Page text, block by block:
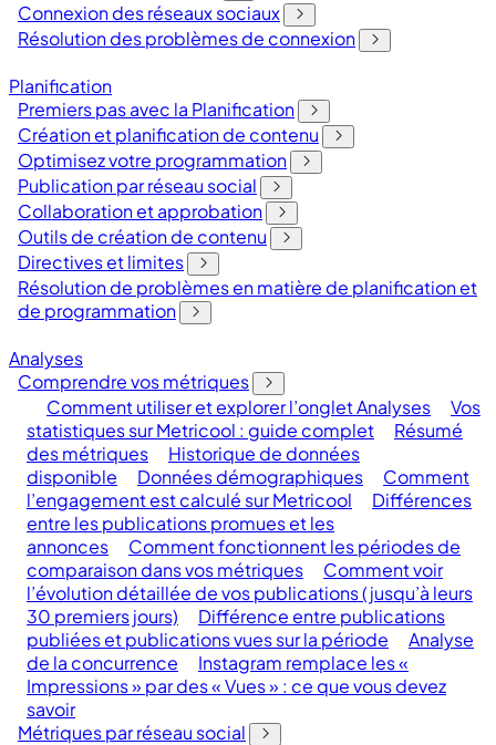
Connexion des réseaux sociaux
Résolution des problèmes de connexion
Planification
Premiers pas avec la Planification
Création et planification de contenu
Optimisez votre programmation
Publication par réseau social
Collaboration et approbation
Outils de création de contenu
Directives et limites
Résolution de problèmes en matière de planification et
de programmation
Analyses
Comprendre vos métriques
Comment utiliser et explorer l’onglet Analyses
Vos
statistiques sur Metricool : guide complet
Résumé
des métriques
Historique de données
disponible
Données démographiques
Comment
l’engagement est calculé sur Metricool
Différences
entre les publications promues et les
annonces
Comment fonctionnent les périodes de
comparaison dans vos métriques
Comment voir
l’évolution détaillée de vos publications (jusqu’à leurs
30 premiers jours)
Différence entre publications
publiées et publications vues sur la période
Analyse
de la concurrence
Instagram remplace les «
Impressions » par des « Vues » : ce que vous devez
savoir
Métriques par réseau social